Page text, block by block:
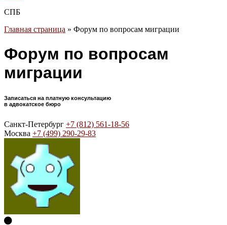
СПБ
Главная страница » Форум по вопросам миграции
Форум по вопросам
миграции
Записаться на платную консультацию
в адвокатское бюро
Санкт-Петербург +7 (812) 561-18-56
Москва +7 (499) 290-29-83